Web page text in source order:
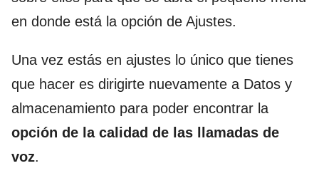
en donde está la opción de Ajustes.
Una vez estás en ajustes lo único que tienes
que hacer es dirigirte nuevamente a Datos y
almacenamiento para poder encontrar la
opción de la calidad de las llamadas de
voz.